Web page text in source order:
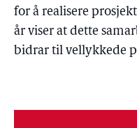
for å realisere
år viser at dette
bidrar til vellykkede